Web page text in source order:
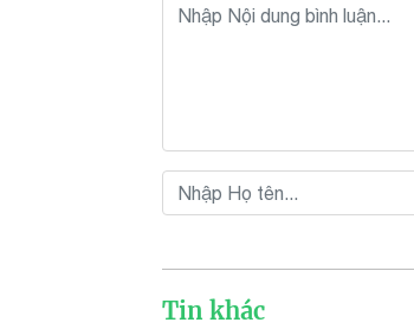
Tin khác